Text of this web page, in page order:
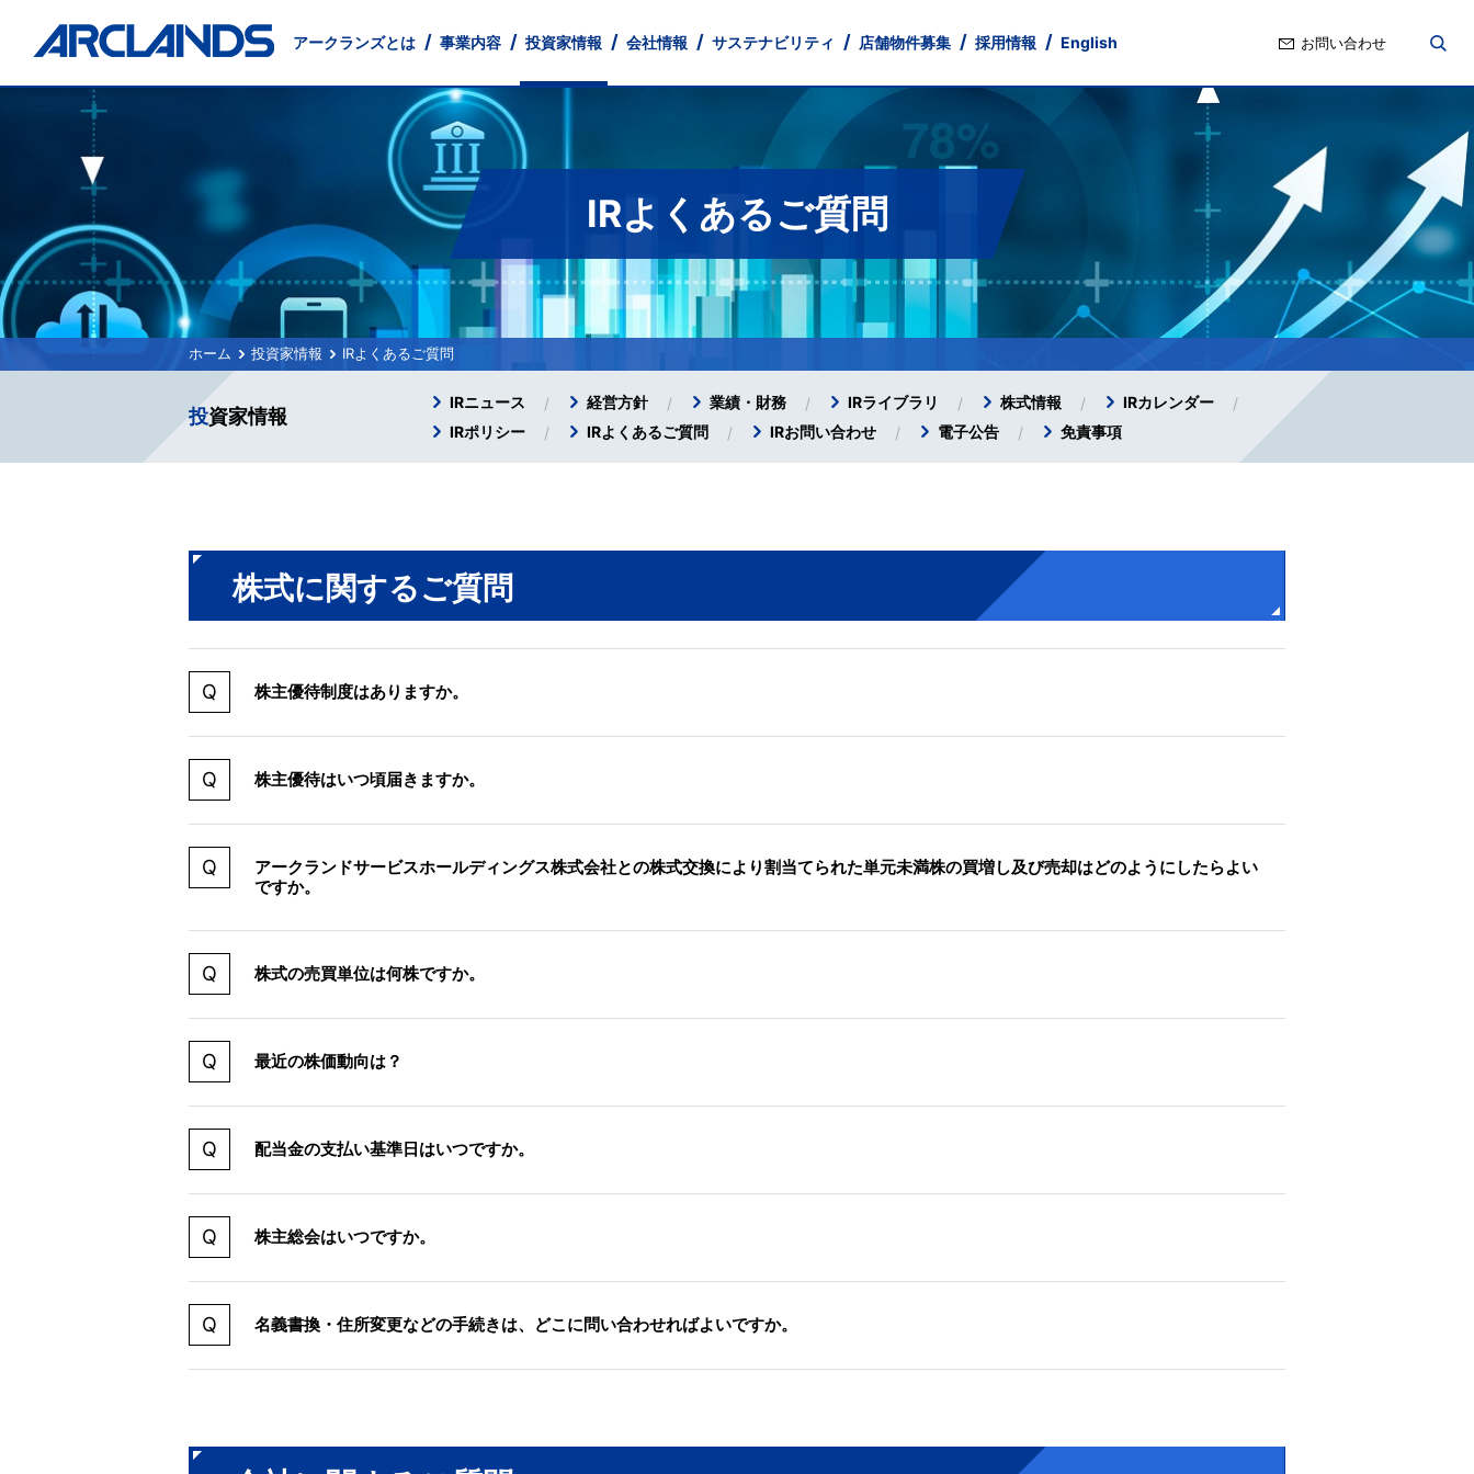
投資家情報 IRよくあるご質問
IRよくあるご質問
投資家情報
IRニュース 経営方針 業績・財務 IRライブラリ 株式情報
IRカレンダー
IRポリシー
IRよくあるご質問 IRお問い合わせ 電子公告 免責事項
株式に関するご質問
株主優待制度はありますか。
株主優待はいつ頃届きますか。
アークランドサービスホールディングス株式会社との株式交換により割当てられた単元未満株の買増し及び売却はどのようにしたらよい
ですか。
株式の売買単位は何株ですか。
最近の株価動向は？
配当金の支払い基準日はいつですか。
株主総会はいつですか。
名義書換・住所変更などの手続きは、どこに問い合わせればよいですか。
お問い合わせ
アークランズとは
小売事業 外食事業 フィットネス事業 不動産事業
事業内容
IRニュース 業績・財務 IRライブラリ 株式情報 IRカレンダー IRポリシー
IRよくあるご質問
IRお問い合わせ
電子公告
投資家情報
会社概要 交通アクセス 店舗ネットワーク 経営理念
会社情報
サステナビリティ
環境に配慮した事業経営 地域社会とともに 人的資本情報 健康経営宣言 コーポレート・ガバナンス
サステナビリティ
出店候補地募集 テナント募集
店舗物件募集
新卒採用 インターンシップ パート・アルバイト採用
採用情報
Management Principles Company Profile Our Company IR Library Monthly Trend
English